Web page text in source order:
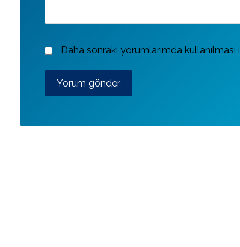
Daha sonraki yorumlarımda